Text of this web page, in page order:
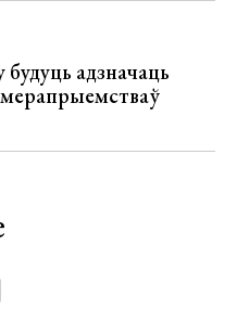
будуць адзначаць
мерапрыемстваў